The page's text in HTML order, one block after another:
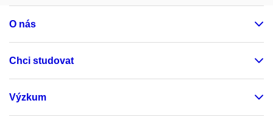
O nás
Chci studovat
Výzkum